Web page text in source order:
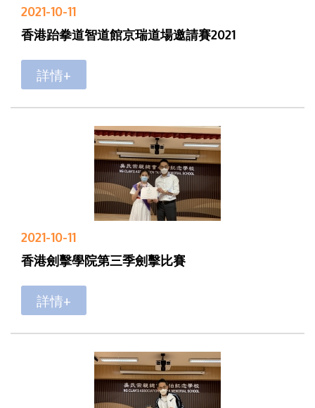
2021-10-11
香港跆拳道智道館京瑞道場邀請賽2021
詳情+
2021-10-11
香港劍擊學院第三季劍擊比賽
詳情+